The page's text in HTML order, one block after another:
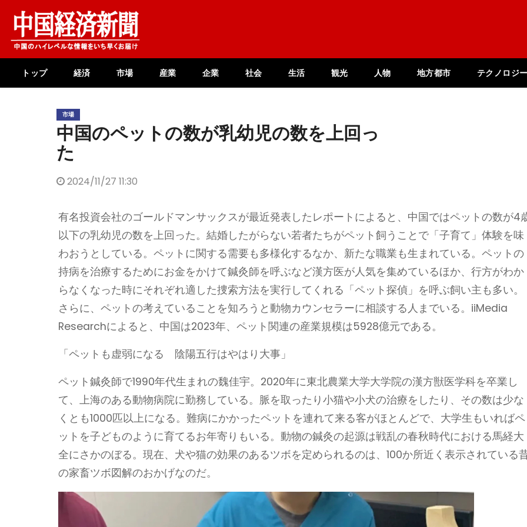
content
トップ 経済 市場 産業 企業 社会 生活 観光 人物 地方都市 テクノロジ
市場
中国のペットの数が乳幼児の数を上回っ
た
2024/11/27 11:30
有名投資会社のゴールドマンサックスが最近発表したレポートによると、中国ではペットの数が4
以下の乳幼児の数を上回った。結婚したがらない若者たちがペット飼うことで「子育て」体験を味
わおうとしている。ペットに関する需要も多様化するなか、新たな職業も生まれている。ペットの
持病を治療するためにお金をかけて鍼灸師を呼ぶなど漢方医が人気を集めているほか、行方がわか
らなくなった時にそれぞれ適した捜索方法を実行してくれる「ペット探偵」を呼ぶ飼い主も多い。
さらに、ペットの考えていることを知ろうと動物カウンセラーに相談する人までいる。iiMedia
Researchによると、中国は2023年、ペット関連の産業規模は5928億元である。
「ペットも虚弱になる 陰陽五行はやはり大事」
ペット鍼灸師で1990年代生まれの魏佳宇。2020年に東北農業大学大学院の漢方獣医学科を卒業し
て、上海のある動物病院に勤務している。脈を取ったり小猫や小犬の治療をしたり、その数は少な
くとも1000匹以上になる。難病にかかったペットを連れて来る客がほとんどで、大学生もいればペ
ットを子どものように育てるお年寄りもいる。動物の鍼灸の起源は戦乱の春秋時代における馬経大
全にさかのぼる。現在、犬や猫の効果のあるツボを定められるのは、100か所近く表示されている
の家畜ツボ図解のおかげなのだ。